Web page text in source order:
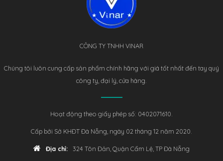
CÔNG TY TNHH VINAR
Chúng tôi luôn cung cấp sản phẩm chính hãng với giá tốt nhất đến tay quý
công ty, đại lý, cửa hàng.
Hoạt động theo giấy phép số: 0402071610.
Cấp bởi Sở KHĐT Đà Nẵng, ngày 02 tháng 12 năm 2020.
Địa chỉ: 324 Tôn Đản, Quận Cẩm Lệ, TP Đà Nẵng